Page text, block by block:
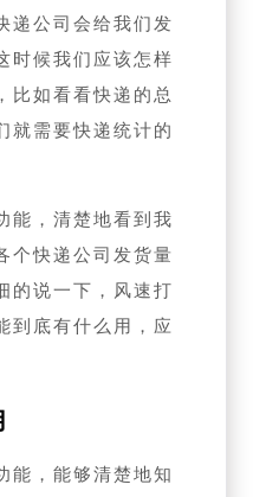
递公司会给我们发
时候我们应该怎样
比如看看快递的总
就需要快递统计的
能，清楚地看到我
个快递公司发货量
的说一下，风速打
到底有什么用，应
能，能够清楚地知